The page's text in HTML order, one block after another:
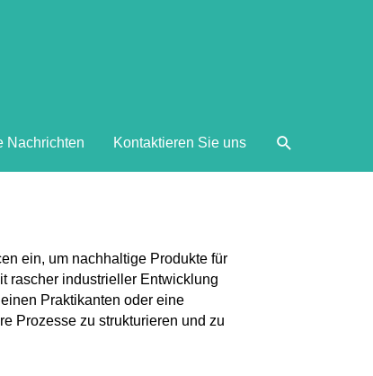
Nachrichten Kontaktieren Sie uns
ein, um nachhaltige Produkte für
rascher industrieller Entwicklung
Praktikanten oder eine
Prozesse zu strukturieren und zu